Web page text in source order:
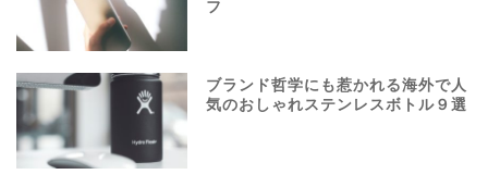
フ
ブランド哲学にも惹かれる海外で人
気のおしゃれステンレスボトル９選